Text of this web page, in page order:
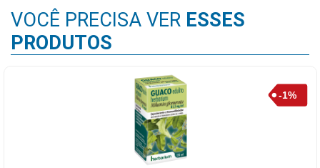
VOCÊ PRECISA VER ESSES
PRODUTOS